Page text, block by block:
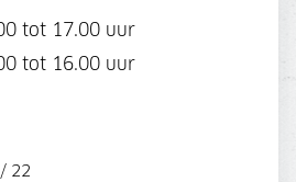
tot 17.00 uur
tot 16.00 uur
22